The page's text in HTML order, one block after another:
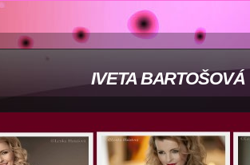
IVETA BARTOŠOVÁ